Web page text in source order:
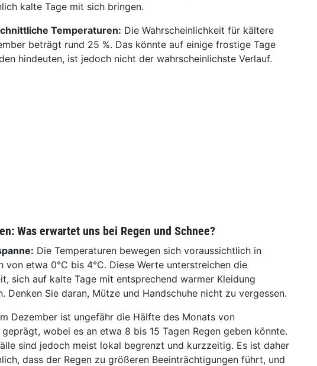
kalte Tage mit sich bringen.
Temperaturen: Die Wahrscheinlichkeit für kältere
beträgt rund 25 %. Das könnte auf einige frostige Tage
hindeuten, ist jedoch nicht der wahrscheinlichste Verlauf.
Was erwartet uns bei Regen und Schnee?
Die Temperaturen bewegen sich voraussichtlich in
von etwa 0°C bis 4°C. Diese Werte unterstreichen die
sich auf kalte Tage mit entsprechend warmer Kleidung
Denken Sie daran, Mütze und Handschuhe nicht zu vergessen.
Dezember ist ungefähr die Hälfte des Monats von
wobei es an etwa 8 bis 15 Tagen Regen geben könnte.
sind jedoch meist lokal begrenzt und kurzzeitig. Es ist daher
dass der Regen zu größeren Beeinträchtigungen führt, und